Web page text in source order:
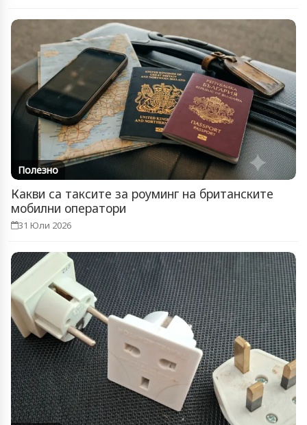
Полезно
Какви са таксите за роуминг на британските
мобилни оператори
31 Юли 2026